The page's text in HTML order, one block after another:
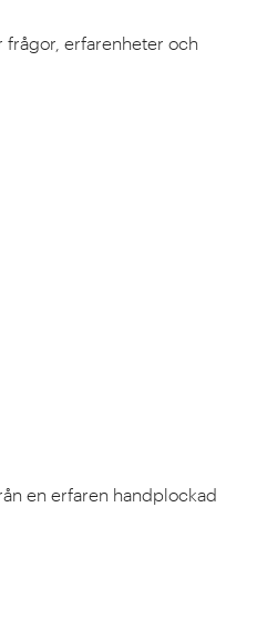
frågor, erfarenheter och
en erfaren handplockad